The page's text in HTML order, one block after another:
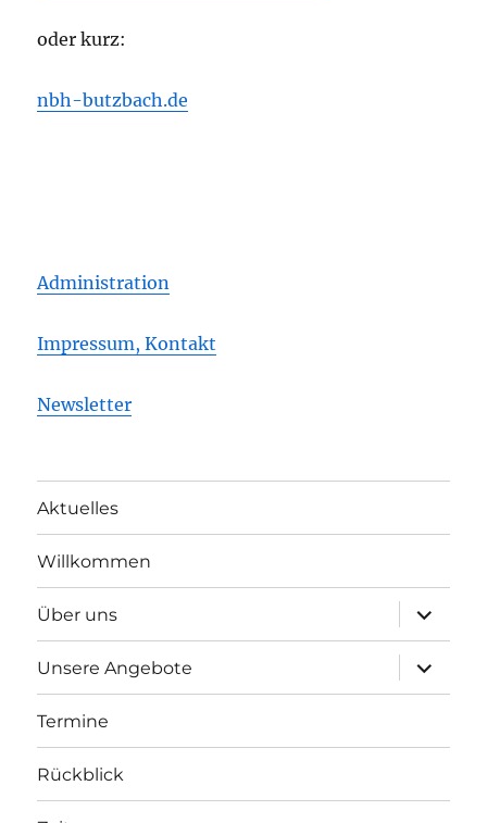
oder kurz:
nbh-butzbach.de
Administration
Impressum, Kontakt
Newsletter
Aktuelles
Willkommen
Über uns
öffnen
Unsere Angebote
öffnen
Termine
Rückblick